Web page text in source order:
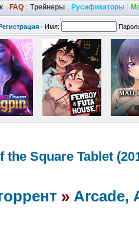
FAQ Трейнеры Русификаторы
· Имя:
the Square Tablet
» Arcade,